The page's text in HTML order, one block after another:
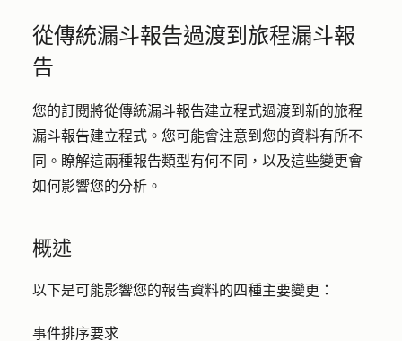
從傳統漏斗報告過渡到旅程漏斗報
告
您的訂閱將從傳統漏斗報告建立程式過渡到新的旅程
漏斗報告建立程式。您可能會注意到您的資料有所不
同。瞭解這兩種報告類型有何不同，以及這些變更會
如何影響您的分析。
概述
以下是可能影響您的報告資料的四種主要變更：
事件排序要求